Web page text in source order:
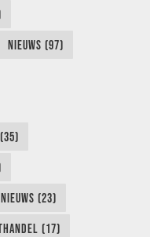
NIEUWS (97)
(23)
(17)